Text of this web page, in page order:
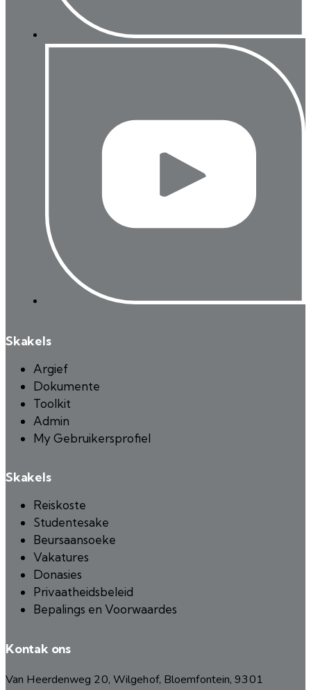
Skakels
Argief
Dokumente
Toolkit
Admin
My Gebruikersprofiel
Skakels
Reiskoste
Studentesake
Beursaansoeke
Vakatures
Donasies
Privaatheidsbeleid
Bepalings en Voorwaardes
Kontak ons
Van Heerdenweg 20, Wilgehof, Bloemfontein, 9301